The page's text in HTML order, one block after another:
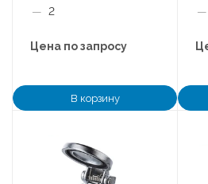
— 2
Цена по запросу
В корзину
—